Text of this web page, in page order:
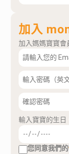
加入
加入媽媽寶寶會
輸入寶寶的生日
您同意我們的